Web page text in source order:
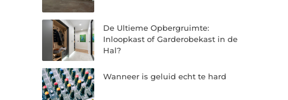
De Ultieme Opbergruimte:
Inloopkast of Garderobekast in de
Hal?
Wanneer is geluid echt te hard